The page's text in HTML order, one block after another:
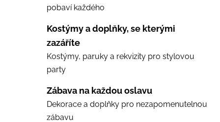
pobaví každého
Kostýmy a doplňky, se kterými
zazáříte
Kostýmy, paruky a rekvizity pro stylovou
party
Zábava na každou oslavu
Dekorace a doplňky pro nezapomenutelnou
zábavu